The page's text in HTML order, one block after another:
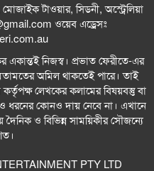
মোজাইক টাওয়ার, সিডনী, অস্ট্রেলিয়া
ওয়েব এড্রেসঃ
একান্তই নিজস্ব। প্রভাত ফেরীতে-এর
অমিল থাকতেই পারে। তাই
লেখকের কলামের বিষয়বস্তু বা
কোনও দায় নেবে না। এখানে
দৈনিক ও বিভিন্ন সাময়িকীর সৌজন্যে
PTY LTD